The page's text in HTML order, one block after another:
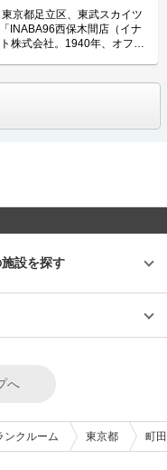
INABA96西保木間店（イナ
株式会社。1940年、オフィ
バボックス」を運営してい
社が運営している
特長や利用用途などをご紹
ー付きの「INABA96西保木
トランクルームです。部室
採用し耐久性を重視してお
どんな方がご
、趣味の道具や大切なコレク
レージは、資材や工具置き
だいています。また、室内に
ッキング対応キーを取り入
者様以外は入室できないので
時間365日いつでも対応いた
一の時にも安心してご利用で
空調・換気設備を整えてい
設を探す
へ
ンクルーム 東京都 町